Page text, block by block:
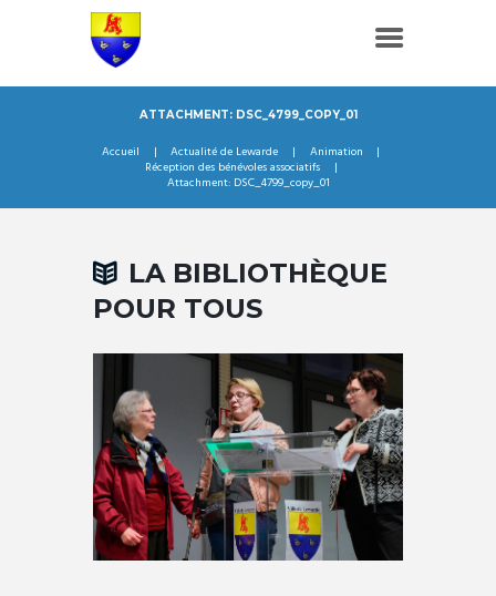
ATTACHMENT: DSC_4799_COPY_01
Accueil Actualité de Lewarde
Animation
Réception des bénévoles associatifs
Attachment: DSC_4799_copy_01
LA BIBLIOTHÈQUE
POUR TOUS